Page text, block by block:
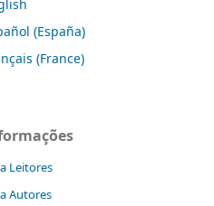
(España)
(France)
Leitores
Autores